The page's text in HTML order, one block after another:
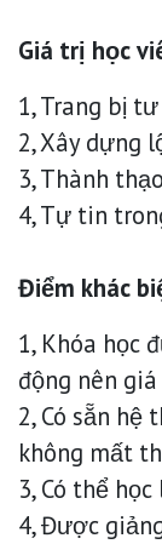
Giá trị học
1, Trang bị
2, Xây dựng
3, Thành
4, Tự tin
Điểm khác
1, Khóa học
động nên
2, Có sẵn hệ
không mất
3, Có thể
4, Được